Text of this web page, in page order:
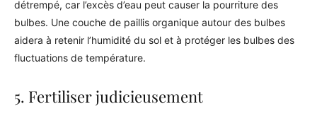
détrempé, car l’excès d’eau peut causer la pourriture des
bulbes. Une couche de paillis organique autour des bulbes
aidera à retenir l’humidité du sol et à protéger les bulbes des
fluctuations de température.
5. Fertiliser judicieusement